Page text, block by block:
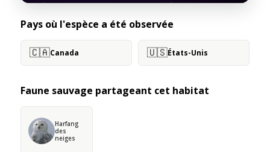
Pays où l'espèce a été observée
🇨🇦Canada 🇺🇸États-Unis
Faune sauvage partageant cet habitat
Harfang
des
neiges